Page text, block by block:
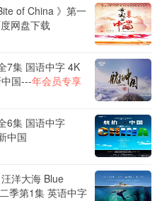
of China 》第一
网盘下载
7集 国语中字 4K
国---年会员专享
6集 国语中字
中国
洋大海 Blue
季第1集 英语中字